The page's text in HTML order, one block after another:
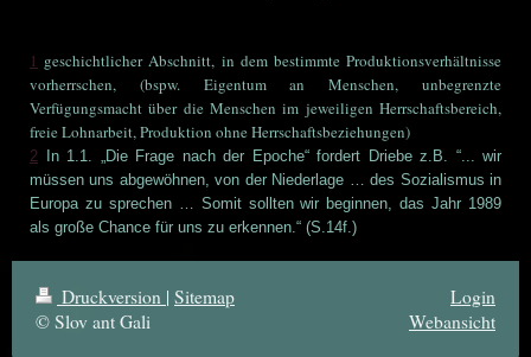
1 geschichtlicher Abschnitt, in dem bestimmte Produktionsverhältnisse
vorherrschen, (bspw. Eigentum an Menschen, unbegrenzte
Verfügungsmacht über die Menschen im jeweiligen Herrschaftsbereich,
freie Lohnarbeit, Produktion ohne Herrschaftsbeziehungen)
2 In 1.1. „Die Frage nach der Epoche“ fordert Driebe z.B. “... wir
müssen uns abgewöhnen, von der Niederlage … des Sozialismus in
Europa zu sprechen … Somit sollten wir beginnen, das Jahr 1989
als große Chance für uns zu erkennen.“ (S.14f.)
Druckversion | Sitemap
© Slov ant Gali
Login
Webansicht